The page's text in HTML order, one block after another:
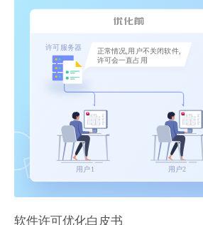
软件许可优化白皮书